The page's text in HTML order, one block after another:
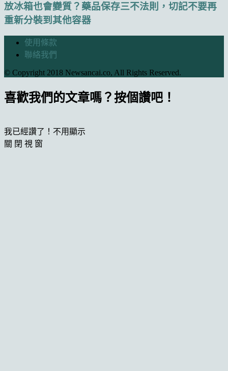
放冰箱也會變質？藥品保存三不法則，切記不要再
重新分裝到其他容器
使用條款
聯絡我們
© Copyright 2018 Newsancai.co, All Rights Reserved.
喜歡我們的文章嗎？按個讚吧！
我已經讚了！不用顯示
關 閉 視 窗